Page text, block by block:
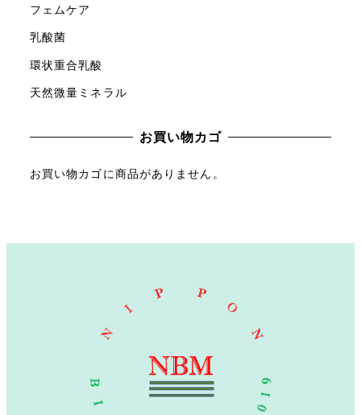
フェムケア
乳酸菌
環状重合乳酸
天然微量ミネラル
お買い物カゴ
お買い物カゴに商品がありません。